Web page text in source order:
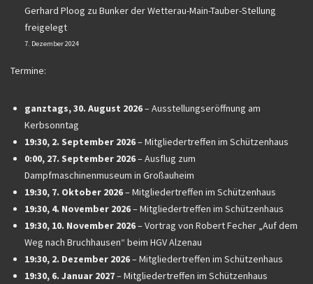
Gerhard Ploog zu Bunker der Wetterau-Main-Tauber-Stellung
freigelegt
7. Dezember 2024
Termine:
ganztags,30. August 2026–Ausstellungseröffnung am
Kerbsonntag
19:30, 2. September 2026–Mitgliedertreffen im Schützenhaus
0:00, 27. September 2026–Ausflug zum
Dampfmaschinenmuseum in Großauheim
19:30, 7. Oktober 2026–Mitgliedertreffen im Schützenhaus
19:30, 4. November 2026–Mitgliedertreffen im Schützenhaus
19:30, 10. November 2026–Vortrag von Robert Fecher „Auf dem
Weg nach Bruchhausen“ beim HGV Alzenau
19:30, 2. Dezember 2026–Mitgliedertreffen im Schützenhaus
19:30, 6. Januar 2027–Mitgliedertreffen im Schützenhaus